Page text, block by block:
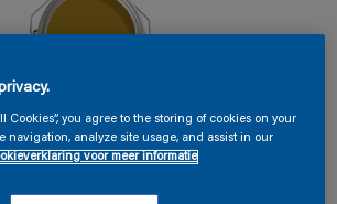
producten in deze kleur
Bestellen in deze kleur
Cookies”, you agree to the storing of cookies on your
navigation, analyze site usage, and assist in our
voor meer informatie